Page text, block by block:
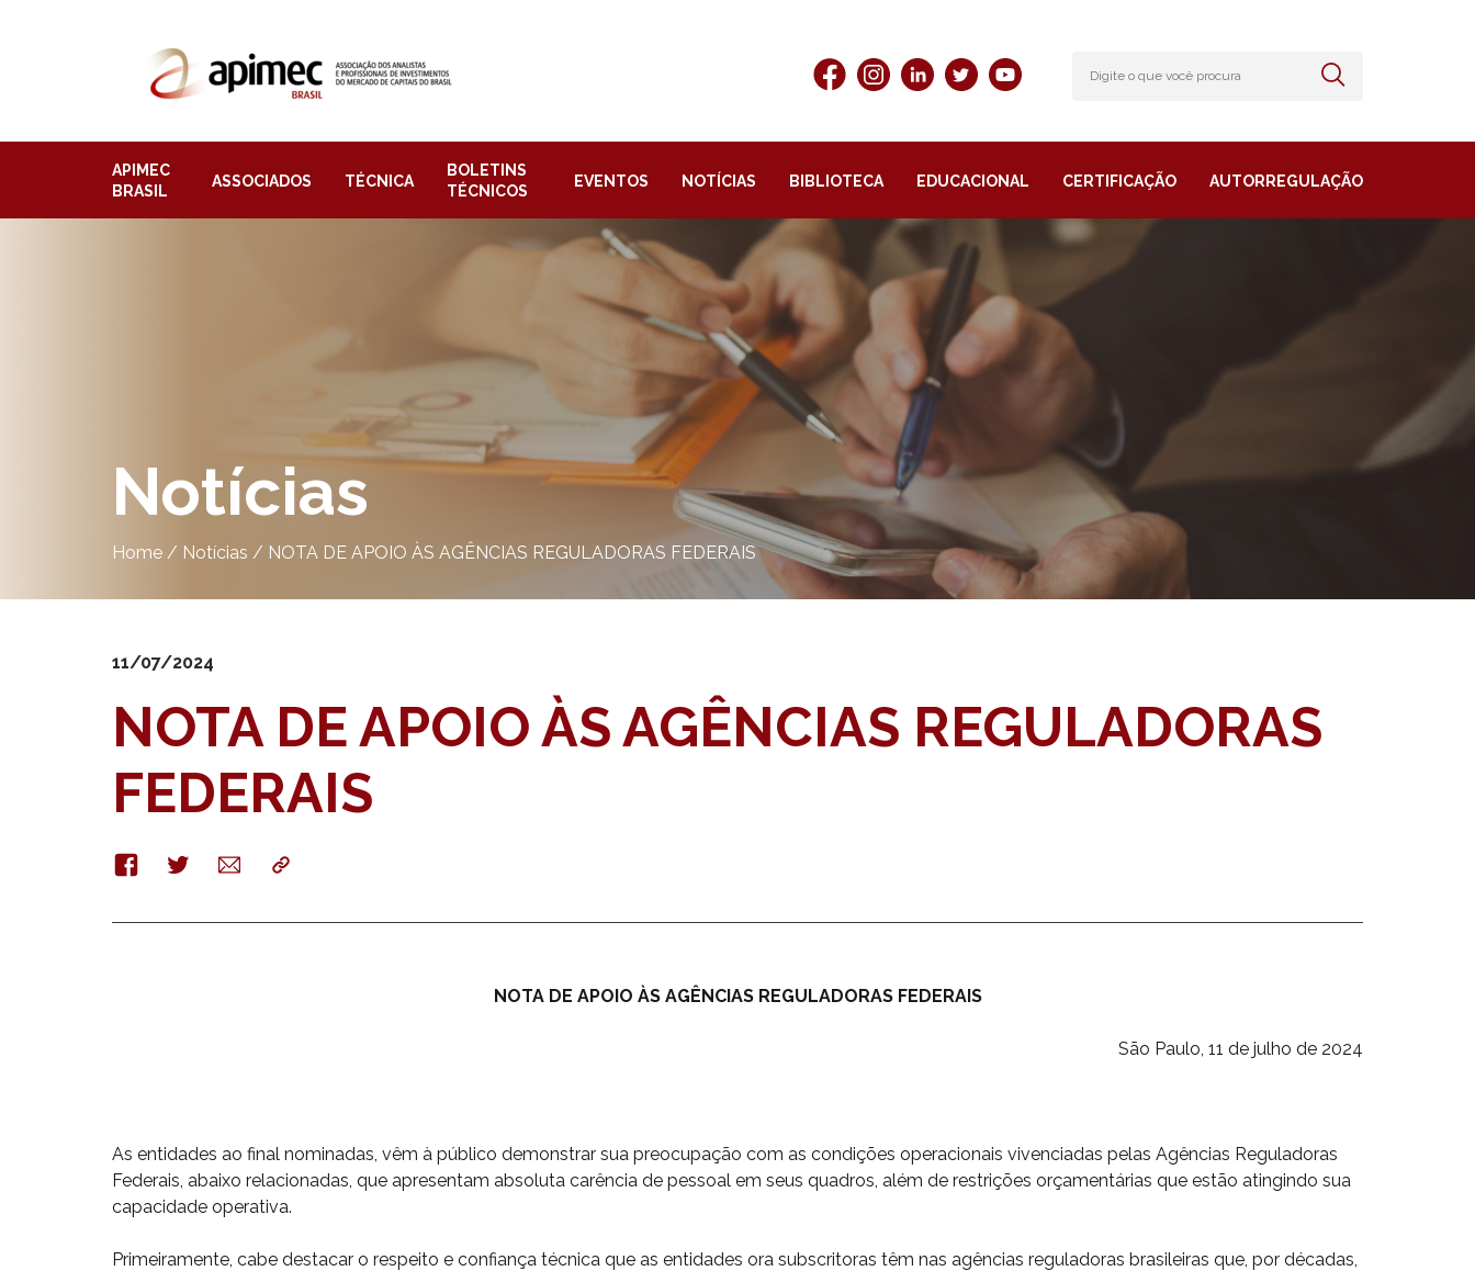
APIMEC
BRASIL
ASSOCIADOS TÉCNICA
BOLETINS
TÉCNICOS
EVENTOS NOTÍCIAS BIBLIOTECA EDUCACIONAL CERTIFICAÇÃO AUTORREGULAÇÃO
Notícias
Home / Notícias / NOTA DE APOIO ÀS AGÊNCIAS REGULADORAS FEDERAIS
11/07/2024
NOTA DE APOIO ÀS AGÊNCIAS REGULADORAS
FEDERAIS
FacebookTwitterE-
mail
Copy
NOTA DE APOIO ÀS AGÊNCIAS REGULADORAS FEDERAIS
São Paulo, 11 de julho de 2024
As entidades ao final nominadas, vêm à público demonstrar sua preocupação com as condições operacionais vivenciadas pelas Agências Reguladoras
Federais, abaixo relacionadas, que apresentam absoluta carência de pessoal em seus quadros, além de restrições orçamentárias que estão atingindo sua
capacidade operativa.
Primeiramente, cabe destacar o respeito e confiança técnica que as entidades ora subscritoras têm nas agências reguladoras brasileiras que, por décadas,